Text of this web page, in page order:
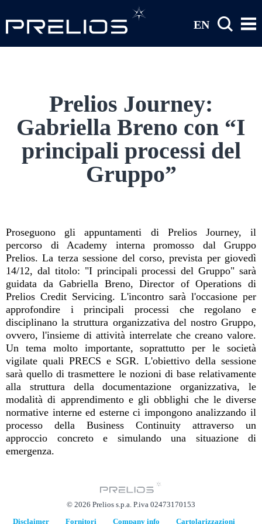
EN
Prelios Journey:
Gabriella Breno con “I
principali processi del
Gruppo”
Proseguono gli appuntamenti di Prelios Journey, il
percorso di Academy interna promosso dal Gruppo
Prelios. La terza sessione del corso, prevista per giovedì
14/12, dal titolo: "I principali processi del Gruppo" sarà
guidata da Gabriella Breno, Director of Operations di
Prelios Credit Servicing. L'incontro sarà l'occasione per
approfondire i principali processi che regolano e
disciplinano la struttura organizzativa del nostro Gruppo,
ovvero, l'insieme di attività interrelate che creano valore.
Un tema molto importante, soprattutto per le società
vigilate quali PRECS e SGR. L'obiettivo della sessione
sarà quello di trasmettere le nozioni di base relativamente
alla struttura della documentazione organizzativa, le
modalità di apprendimento e gli obblighi che le diverse
normative interne ed esterne ci impongono analizzando il
processo della Business Continuity attraverso un
approccio concreto e simulando una situazione di
emergenza.
© 2026 Prelios s.p.a. P.iva 02473170153
Disclaimer
Fornitori Company info Cartolarizzazioni